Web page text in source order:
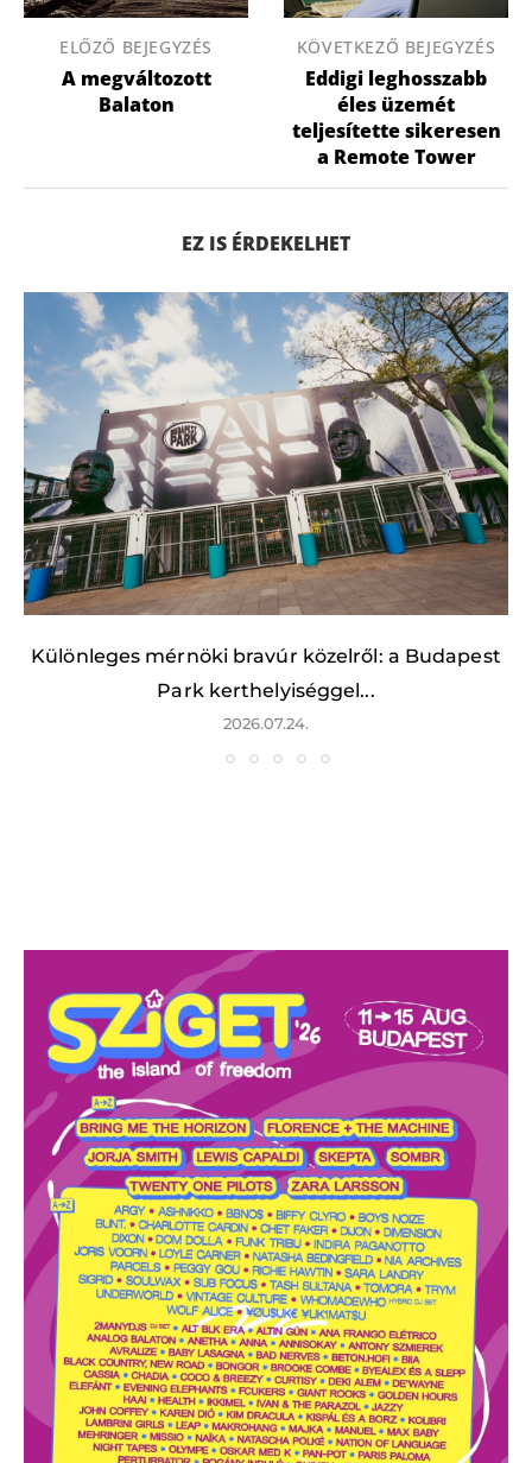
ELŐZŐ BEJEGYZÉS
A megváltozott
Balaton
KÖVETKEZŐ BEJEGYZÉS
Eddigi leghosszabb
éles üzemét
teljesítette sikeresen
a Remote Tower
EZ IS ÉRDEKELHET
Különleges mérnöki bravúr közelről: a Budapest
Park kerthelyiséggel...
2026.07.24.